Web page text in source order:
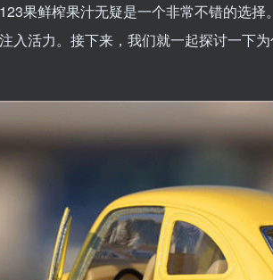
果鲜榨果汁无疑是一个非常不错的选
入活力。接下来，我们就一起探讨一下